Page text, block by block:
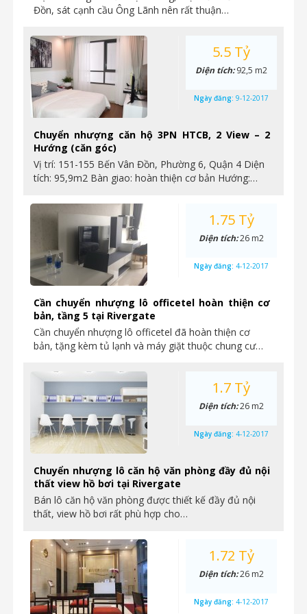
Đồn, sát cạnh cầu Ông Lãnh nên rất thuận…
Chuyển nhượng căn hộ 3PN HTCB, 2 View – 2
Hướng (căn góc)
Vị trí: 151-155 Bến Vân Đồn, Phường 6, Quận 4 Diện
tích: 95,9m2 Bàn giao: hoàn thiện cơ bản Hướng:…
5.5 Tỷ
Diện tích:92,5 m2
Ngày đăng: 9-12-2017
Cần chuyển nhượng lô officetel hoàn thiện cơ
bản, tầng 5 tại Rivergate
Cần chuyển nhượng lô officetel đã hoàn thiện cơ
bản, tặng kèm tủ lạnh và máy giặt thuộc chung cư…
1.75 Tỷ
Diện tích:26 m2
Ngày đăng: 4-12-2017
Chuyển nhượng lô căn hộ văn phòng đầy đủ nội
thất view hồ bơi tại Rivergate
Bán lô căn hộ văn phòng được thiết kế đầy đủ nội
thất, view hồ bơi rất phù hợp cho…
1.7 Tỷ
Diện tích:26 m2
Ngày đăng: 4-12-2017
1.72 Tỷ
Diện tích:26 m2
Ngày đăng: 4-12-2017